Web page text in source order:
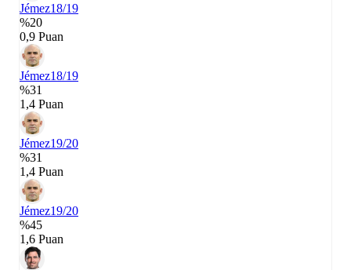
Jémez18/19
%20
0,9 Puan
Jémez18/19
%31
1,4 Puan
Jémez19/20
%31
1,4 Puan
Jémez19/20
%45
1,6 Puan